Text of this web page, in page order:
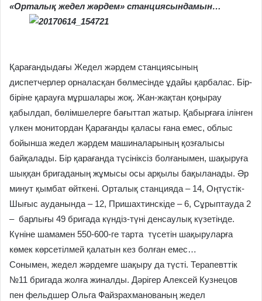
«Орталық жедел жәрдем» станциясындамын…
Қарағандыдағы Жедел жәрдем станциясының
диспетчерлер орналасқан бөлмесінде ұдайы қарбалас. Бір-
біріне қарауға мұршалары жоқ. Жан-жақтан қоңырау
қабылдап, бөлімшелерге бағыттап жатыр. Қабырғаға ілінген
үлкен монитордан Қарағанды қаласы ғана емес, облыс
бойынша жедел жәрдем машиналарының қозғалысы
байқалады. Бір қарағанда түсініксіз болғанымен, шақыруға
шыққан бригаданың жұмысы осы арқылы бақыланады. Әр
минут қымбат өйткені. Орталық станцияда – 14, Оңтүстік-
Шығыс ауданында – 12, Пришахтинскіде – 6, Сұрыптауда 2
– барлығы 49 бригада күндіз-түні денсаулық күзетінде.
Күніне шамамен 550-600-ге тарта түсетін шақыруларға
көмек көрсетілмей қалатын кез болған емес…
Сонымен, жедел жәрдемге шақыру да түсті. Терапевттік
№11 бригада жолға жиналды. Дәрігер Алексей Кузнецов
пен фельдшер Ольга Файзрахманованың жедел